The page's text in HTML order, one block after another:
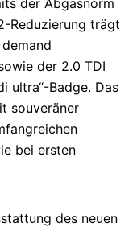
der Abgasnorm
Reduzierung trägt
der 2.0 TDI
ultra“-Badge. Das
souveräner
bei ersten
des neuen